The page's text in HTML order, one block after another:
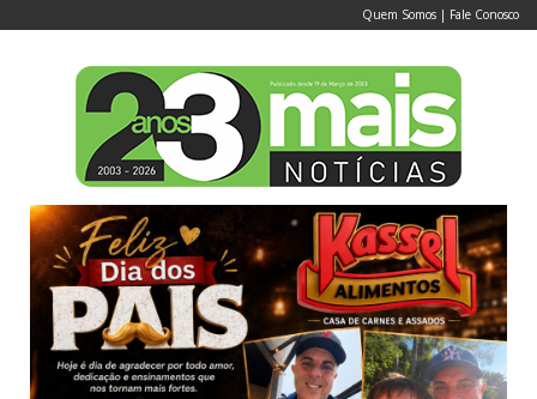
Quem Somos | Fale Conosco